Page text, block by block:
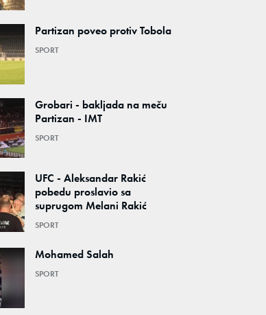
Partizan poveo protiv Tobola
SPORT
Grobari - bakljada na meču
Partizan - IMT
SPORT
UFC - Aleksandar Rakić
pobedu proslavio sa
suprugom Melani Rakić
SPORT
Mohamed Salah
SPORT